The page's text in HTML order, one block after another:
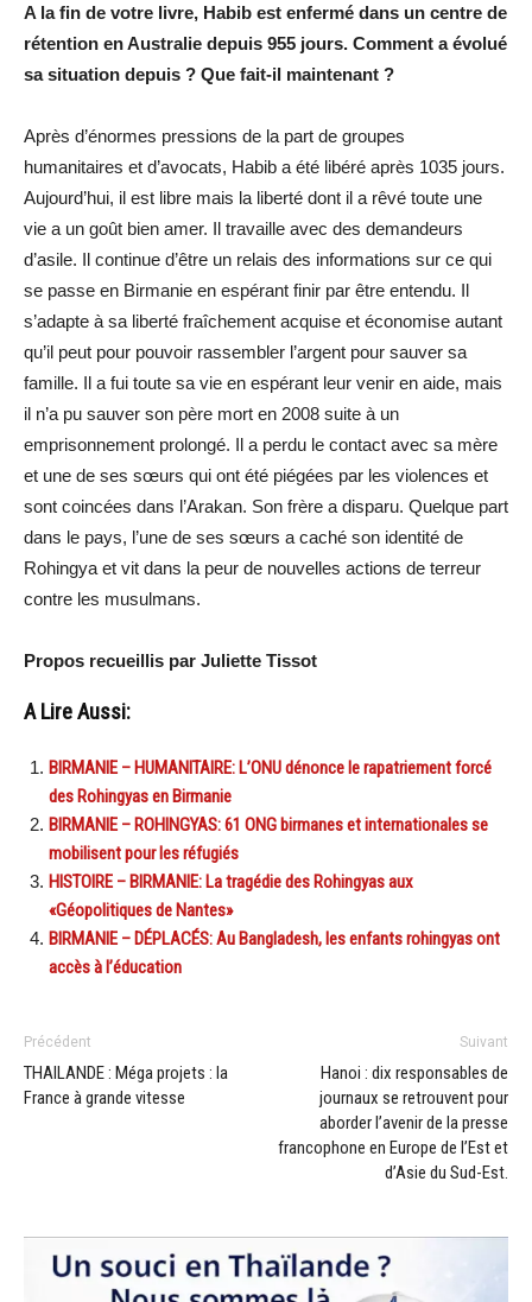
A la fin de votre livre, Habib est enfermé dans un centre de
rétention en Australie depuis 955 jours. Comment a évolué
sa situation depuis ? Que fait-il maintenant ?
Après d’énormes pressions de la part de groupes
humanitaires et d’avocats, Habib a été libéré après 1035 jours.
Aujourd’hui, il est libre mais la liberté dont il a rêvé toute une
vie a un goût bien amer. Il travaille avec des demandeurs
d’asile. Il continue d’être un relais des informations sur ce qui
se passe en Birmanie en espérant finir par être entendu. Il
s’adapte à sa liberté fraîchement acquise et économise autant
qu’il peut pour pouvoir rassembler l’argent pour sauver sa
famille. Il a fui toute sa vie en espérant leur venir en aide, mais
il n’a pu sauver son père mort en 2008 suite à un
emprisonnement prolongé. Il a perdu le contact avec sa mère
et une de ses sœurs qui ont été piégées par les violences et
sont coincées dans l’Arakan. Son frère a disparu. Quelque part
dans le pays, l’une de ses sœurs a caché son identité de
Rohingya et vit dans la peur de nouvelles actions de terreur
contre les musulmans.
Propos recueillis par Juliette Tissot
A Lire Aussi:
BIRMANIE – HUMANITAIRE: L’ONU dénonce le rapatriement forcé
des Rohingyas en Birmanie
BIRMANIE – ROHINGYAS: 61 ONG birmanes et internationales se
mobilisent pour les réfugiés
HISTOIRE – BIRMANIE: La tragédie des Rohingyas aux
«Géopolitiques de Nantes»
BIRMANIE – DÉPLACÉS: Au Bangladesh, les enfants rohingyas ont
accès à l’éducation
Précédent
THAILANDE : Méga projets : la
France à grande vitesse
Suivant
Hanoi : dix responsables de
journaux se retrouvent pour
aborder l’avenir de la presse
francophone en Europe de l’Est et
d’Asie du Sud-Est.